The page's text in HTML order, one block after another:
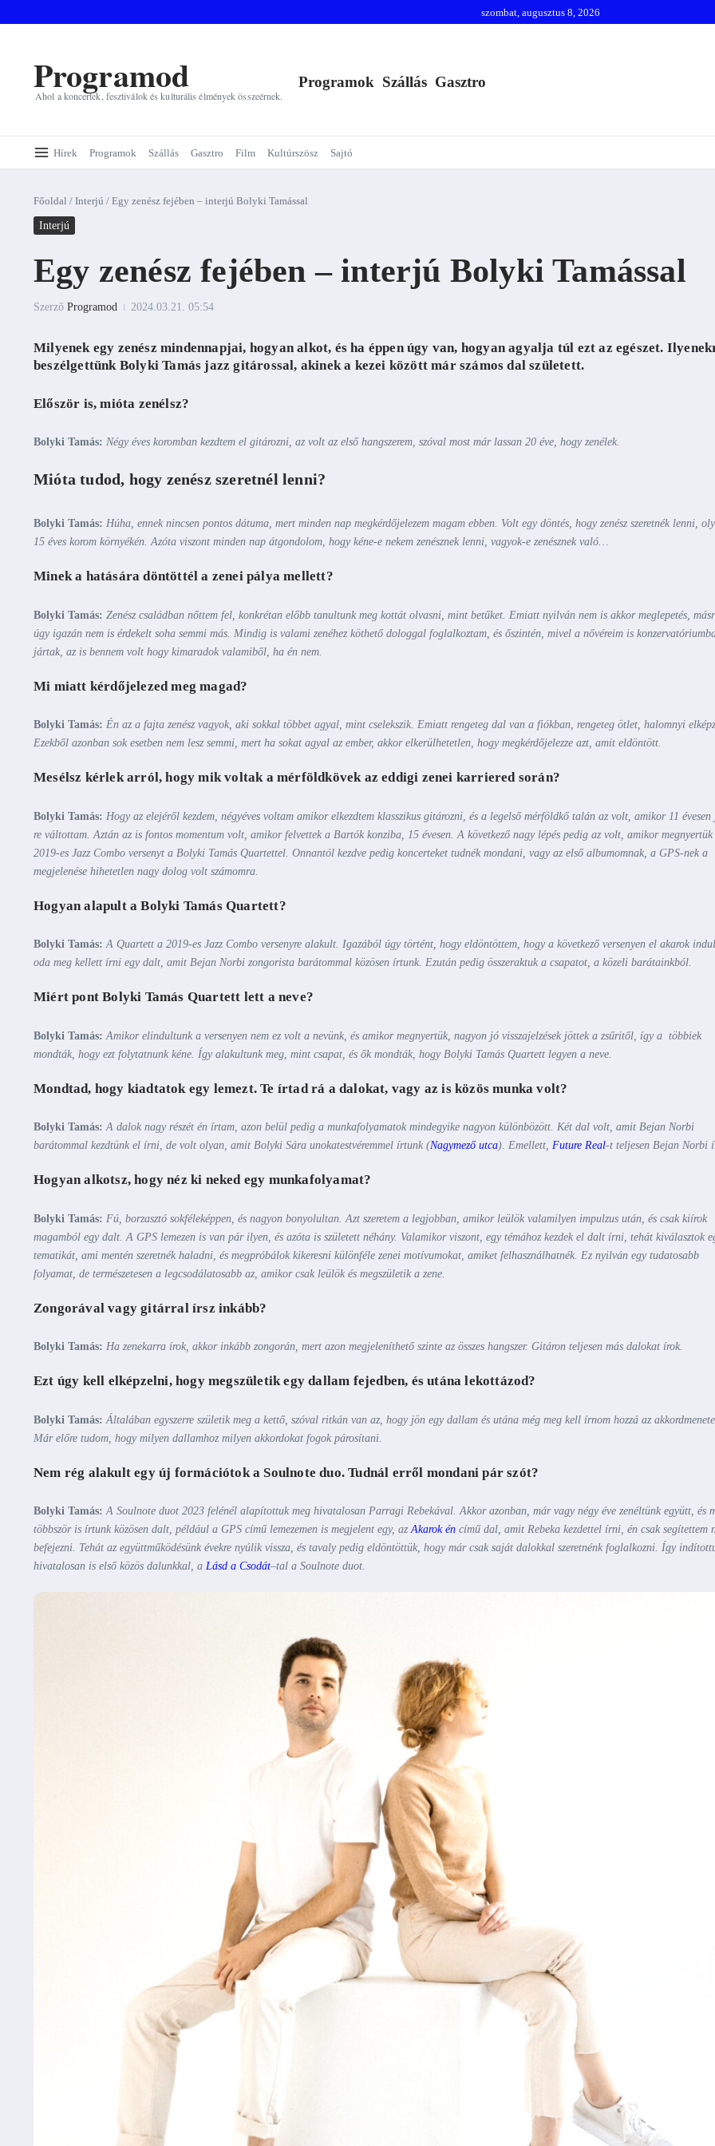
szombat, augusztus 8, 2026
Programod
Ahol a koncertek, fesztiválok és kulturális élmények összeérnek.
Programok Szállás Gasztro
Hírek Programok Szállás Gasztro Film Kultúrszösz Sajtó
Főoldal / Interjú / Egy zenész fejében – interjú Bolyki Tamással
Interjú
Egy zenész fejében – interjú Bolyki Tamással
Szerző Programod 2024.03.21. 05:54
Milyenek egy zenész mindennapjai, hogyan alkot, és ha éppen úgy van, hogyan agyalja túl ezt az egészet.
beszélgettünk Bolyki Tamás jazz gitárossal, akinek a kezei között már számos dal született.
Először is, mióta zenélsz?
Bolyki Tamás: Négy éves koromban kezdtem el gitározni, az volt az első hangszerem, szóval most már lassan 20 éve, hogy zenélek.
Mióta tudod, hogy zenész szeretnél lenni?
Bolyki Tamás: Húha, ennek nincsen pontos dátuma, mert minden nap megkérdőjelezem magam ebben. Volt egy döntés, hogy zenész szeretnék lenni,
15 éves korom környékén. Azóta viszont minden nap átgondolom, hogy kéne-e nekem zenésznek lenni, vagyok-e zenésznek való…
Minek a hatására döntöttél a zenei pálya mellett?
Bolyki Tamás: Zenész családban nőttem fel, konkrétan előbb tanultunk meg kottát olvasni, mint betűket. Emiatt nyilván nem is akkor meglepetés,
úgy igazán nem is érdekelt soha semmi más. Mindig is valami zenéhez köthető dologgal foglalkoztam, és őszintén, mivel a nővéreim is
jártak, az is bennem volt hogy kimaradok valamiből, ha én nem.
Mi miatt kérdőjelezed meg magad?
Bolyki Tamás: Én az a fajta zenész vagyok, aki sokkal többet agyal, mint cselekszik. Emiatt rengeteg dal van a fiókban, rengeteg ötlet, halomnyi
Ezekből azonban sok esetben nem lesz semmi, mert ha sokat agyal az ember, akkor elkerülhetetlen, hogy megkérdőjelezze azt, amit eldöntött.
Mesélsz kérlek arról, hogy mik voltak a mérföldkövek az eddigi zenei karriered során?
Bolyki Tamás: Hogy az elejéről kezdem, négyéves voltam amikor elkezdtem klasszikus gitározni, és a legelső mérföldkő talán az volt, amikor 11 évesen
re váltottam. Aztán az is fontos momentum volt, amikor felvettek a Bartók konziba, 15 évesen. A következő nagy lépés pedig az volt, amikor megnyertük
2019-es Jazz Combo versenyt a Bolyki Tamás Quartettel. Onnantól kezdve pedig koncerteket tudnék mondani, vagy az első albumomnak, a GPS-nek a
megjelenése hihetetlen nagy dolog volt számomra.
Hogyan alapult a Bolyki Tamás Quartett?
Bolyki Tamás:A Quartett a 2019-es Jazz Combo versenyre alakult. Igazából úgy történt, hogy eldöntöttem, hogy a következő versenyen el akarok
oda meg kellett írni egy dalt, amit Bejan Norbi zongorista barátommal közösen írtunk. Ezután pedig összeraktuk a csapatot, a közeli barátainkból.
Miért pont Bolyki Tamás Quartett lett a neve?
Bolyki Tamás: Amikor elindultunk a versenyen nem ez volt a nevünk, és amikor megnyertük, nagyon jó visszajelzések jöttek a zsűritől, így a többiek
mondták, hogy ezt folytatnunk kéne. Így alakultunk meg, mint csapat, és ők mondták, hogy Bolyki Tamás Quartett legyen a neve.
Mondtad, hogy kiadtatok egy lemezt. Te írtad rá a dalokat, vagy az is közös munka volt?
Bolyki Tamás:A dalok nagy részét én írtam, azon belül pedig a munkafolyamatok mindegyike nagyon különbözött. Két dal volt, amit Bejan Norbi
barátommal kezdtünk el írni, de volt olyan, amit Bolyki Sára unokatestvéremmel írtunk (Nagymező utca). Emellett, Future Real-t teljesen Bejan Norbi
Hogyan alkotsz, hogy néz ki neked egy munkafolyamat?
Bolyki Tamás: Fú, borzasztó sokféleképpen, és nagyon bonyolultan. Azt szeretem a legjobban, amikor leülök valamilyen impulzus után, és csak kiírok
magamból egy dalt. A GPS lemezen is van pár ilyen, és azóta is született néhány. Valamikor viszont, egy témához kezdek el dalt írni, tehát kiválasztok
tematikát, ami mentén szeretnék haladni, és megpróbálok kikeresni különféle zenei motívumokat, amiket felhasználhatnék. Ez nyilván egy tudatosabb
folyamat, de természetesen a legcsodálatosabb az, amikor csak leülök és megszületik a zene.
Zongorával vagy gitárral írsz inkább?
Bolyki Tamás: Ha zenekarra írok, akkor inkább zongorán, mert azon megjeleníthető szinte az összes hangszer. Gitáron teljesen más dalokat írok.
Ezt úgy kell elképzelni, hogy megszületik egy dallam fejedben, és utána lekottázod?
Bolyki Tamás: Általában egyszerre születik meg a kettő, szóval ritkán van az, hogy jön egy dallam és utána még meg kell írnom hozzá az
Már előre tudom, hogy milyen dallamhoz milyen akkordokat fogok párosítani.
Nem rég alakult egy új formációtok a Soulnote duo. Tudnál erről mondani pár szót?
Bolyki Tamás:A Soulnote duot 2023 felénél alapítottuk meg hivatalosan Parragi Rebekával. Akkor azonban, már vagy négy éve zenéltünk együtt, és
többször is írtunk közösen dalt, például a GPS című lemezemen is megjelent egy, azAkarok én című dal, amit Rebeka kezdettel írni, én csak segítettem
befejezni. Tehát az együttműködésünk évekre nyúlik vissza, és tavaly pedig eldöntöttük, hogy már csak saját dalokkal szeretnénk foglalkozni. Így
hivatalosan is első közös dalunkkal, a Lásd a Csodát–tal a Soulnote duot.